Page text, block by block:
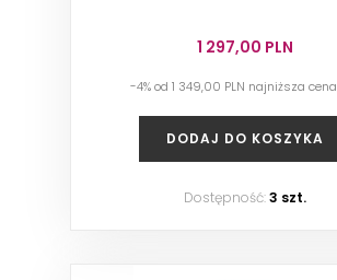
1 297,00 PLN
-4% od 1 349,00 PLN najniższa cena
DODAJ DO KOSZYKA
Dostępność:3 szt.